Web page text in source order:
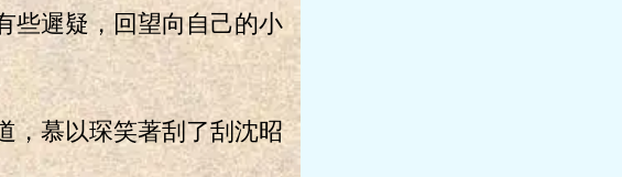
遲疑，回望向自己的小
慕以琛笑著刮了刮沈昭